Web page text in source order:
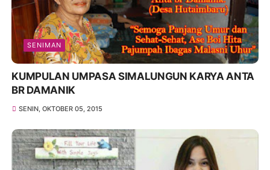
SENIMAN
KUMPULAN UMPASA SIMALUNGUN KARYA ANTA
BR DAMANIK
SENIN, OKTOBER 05, 2015